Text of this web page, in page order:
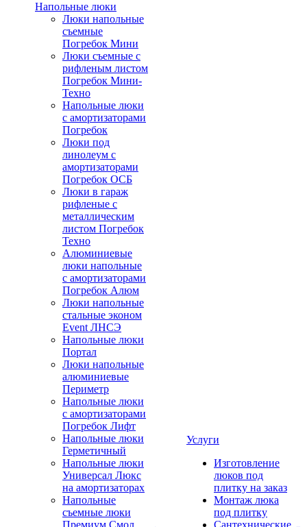
Напольные люки
Люки напольные
съемные
Погребок Мини
Люки съемные с
рифленым листом
Погребок Мини-
Техно
Напольные люки
с амортизаторами
Погребок
Люки под
линолеум с
амортизаторами
Погребок ОСБ
Люки в гараж
рифленые с
металлическим
листом Погребок
Техно
Алюминиевые
люки напольные
с амортизаторами
Погребок Алюм
Люки напольные
стальные эконом
Event ЛНСЭ
Напольные люки
Портал
Люки напольные
алюминиевые
Периметр
Напольные люки
с амортизаторами
Погребок Лифт
Напольные люки
Герметичный
Напольные люки
Универсал Люкс
на амортизаторах
Напольные
съемные люки
Премиум Смол
Услуги
Изготовление
люков под
плитку на заказ
Монтаж люка
под плитку
Сантехнические